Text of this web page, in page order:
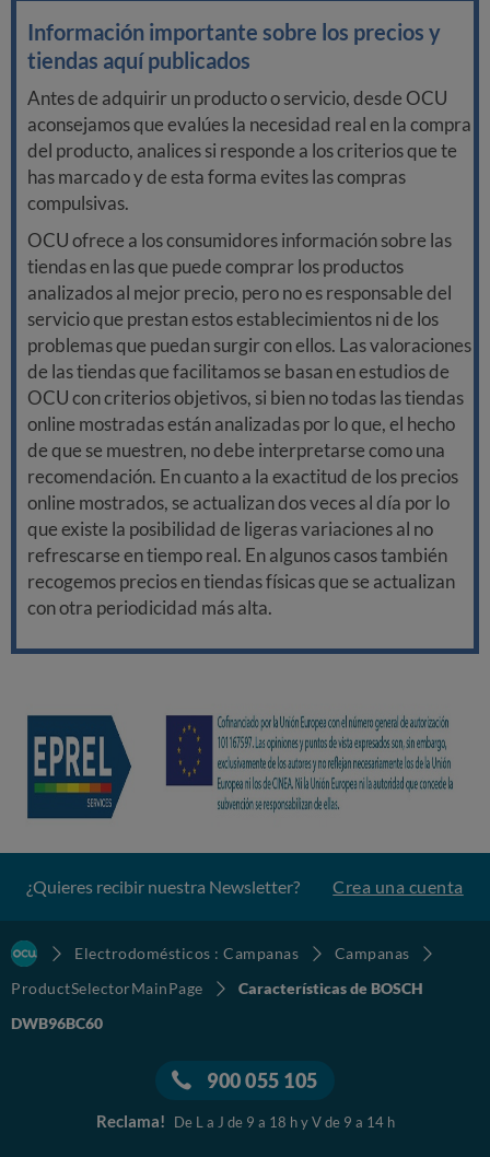
Información importante sobre los precios y
tiendas aquí publicados
Antes de adquirir un producto o servicio, desde OCU
aconsejamos que evalúes la necesidad real en la compra
del producto, analices si responde a los criterios que te
has marcado y de esta forma evites las compras
compulsivas.
OCU ofrece a los consumidores información sobre las
tiendas en las que puede comprar los productos
analizados al mejor precio, pero no es responsable del
servicio que prestan estos establecimientos ni de los
problemas que puedan surgir con ellos. Las valoraciones
de las tiendas que facilitamos se basan en estudios de
OCU con criterios objetivos, si bien no todas las tiendas
online mostradas están analizadas por lo que, el hecho
de que se muestren, no debe interpretarse como una
recomendación. En cuanto a la exactitud de los precios
online mostrados, se actualizan dos veces al día por lo
que existe la posibilidad de ligeras variaciones al no
refrescarse en tiempo real. En algunos casos también
recogemos precios en tiendas físicas que se actualizan
con otra periodicidad más alta.
¿Quieres recibir nuestra Newsletter? Crea una cuenta
Electrodomésticos : Campanas
Campanas
ProductSelectorMainPage
Características de BOSCH
DWB96BC60
900 055 105
Reclama! De L a J de 9 a 18 h y V de 9 a 14 h